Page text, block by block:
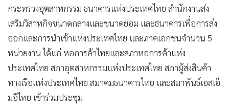
กระทรวงอุตสาหกรรม ธนาคารแห่งประเทศไทย สำนักงานส่ง
เสริมวิสาหกิจขนาดกลางและขนาดย่อม และธนาคารเพื่อการส่ง
ออกและการนำเข้าแห่งประเทศไทย และภาคเอกชนจำนวน 5
หน่วยงาน ได้แก่ หอการค้าไทยและสภาหอการค้าแห่ง
ประเทศไทย สภาอุตสาหกรรมแห่งประเทศไทย สภาผู้ส่งสินค้า
ทางเรือแห่งประเทศไทย สมาคมธนาคารไทย และสมาพันธ์เอสเอ็
มอีไทย เข้าร่วมประชุม